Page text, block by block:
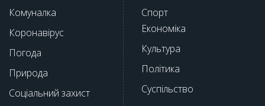
Комуналка
Коронавірус
Погода
Природа
Соціальний захист
Спорт
Економіка
Культура
Політика
Суспільство